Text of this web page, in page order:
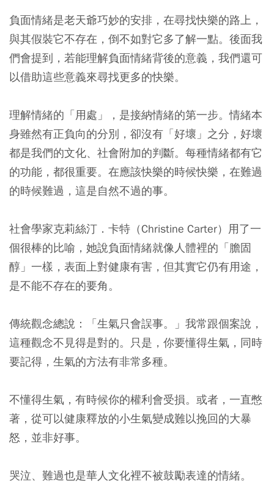
負面情緒是老天爺巧妙的安排，在尋找快樂的路上，
與其假裝它不存在，倒不如對它多了解一點。後面我
們會提到，若能理解負面情緒背後的意義，我們還可
以借助這些意義來尋找更多的快樂。
理解情緒的「用處」，是接納情緒的第一步。情緒本
身雖然有正負向的分別，卻沒有「好壞」之分，好壞
都是我們的文化、社會附加的判斷。每種情緒都有它
的功能，都很重要。在應該快樂的時候快樂，在難過
的時候難過，這是自然不過的事。
社會學家克莉絲汀．卡特（Christine Carter）用了一
個很棒的比喻，她說負面情緒就像人體裡的「膽固
醇」一樣，表面上對健康有害，但其實它仍有用途，
是不能不存在的要角。
傳統觀念總說：「生氣只會誤事。」我常跟個案說，
這種觀念不見得是對的。只是，你要懂得生氣，同時
要記得，生氣的方法有非常多種。
不懂得生氣，有時候你的權利會受損。或者，一直憋
著，從可以健康釋放的小生氣變成難以挽回的大暴
怒，並非好事。
哭泣、難過也是華人文化裡不被鼓勵表達的情緒。